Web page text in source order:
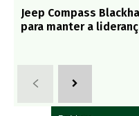
Jeep Compass
para manter a